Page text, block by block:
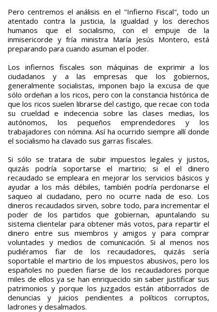
Pero centremos el análisis en el "Infierno Fiscal", todo un
atentado contra la justicia, la igualdad y los derechos
humanos que el socialismo, con el empuje de la
inmisericorde y fría ministra María Jesús Montero, está
preparando para cuando asuman el poder.
Los infiernos fiscales son máquinas de exprimir a los
ciudadanos y a las empresas que los gobiernos,
generalmente socialistas, imponen bajo la excusa de que
sólo ordeñan a los ricos, pero con la constancia histórica de
que los ricos suelen librarse del castigo, que recae con toda
su crueldad e indecencia sobre las clases medias, los
autónomos, los pequeños emprendedores y los
trabajadores con nómina. Así ha ocurrido siempre allí donde
el socialismo ha clavado sus garras fiscales.
Si sólo se tratara de subir impuestos legales y justos,
quizás podría soportarse el martirio; si el el dinero
recaudado se empleara en mejorar los servicios básicos y
ayudar a los más débiles, también podría perdonarse el
saqueo al ciudadano, pero no ocurre nada de eso. Los
dineros recaudados sirven, sobre todo, para incrementar el
poder de los partidos que gobiernan, apuntalando su
sistema clientelar para obtener más votos, para repartir el
dinero entre sus miembros y amigos y para comprar
voluntades y medios de comunicación. Si al menos nos
pudiéramos fiar de los recaudadores, quizás sería
soportable el martirio de los impuestos abusivos, pero los
españoles no pueden fiarse de los recaudadores porque
miles de ellos ya se han enriquecido sin saber justificar sus
patrimonios y porque los juzgados están atiborrados de
denuncias y juicios pendientes a políticos corruptos,
ladrones y desalmados.